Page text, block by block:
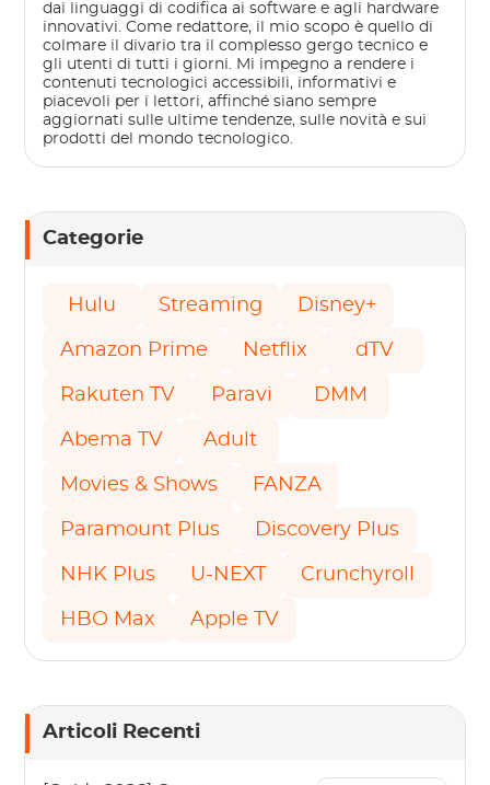
dai linguaggi di codifica ai software e agli hardware
innovativi. Come redattore, il mio scopo è quello di
colmare il divario tra il complesso gergo tecnico e
gli utenti di tutti i giorni. Mi impegno a rendere i
contenuti tecnologici accessibili, informativi e
piacevoli per i lettori, affinché siano sempre
aggiornati sulle ultime tendenze, sulle novità e sui
prodotti del mondo tecnologico.
Categorie
Hulu Streaming Disney+
Amazon Prime Netflix dTV
Rakuten TV Paravi DMM
Abema TV Adult
Movies & Shows FANZA
Paramount Plus Discovery Plus
NHK Plus U-NEXT Crunchyroll
HBO Max Apple TV
Articoli Recenti